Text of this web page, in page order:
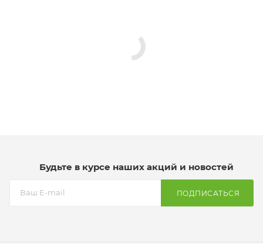
Будьте в курсе наших акций и новостей
ПОДПИСАТЬСЯ